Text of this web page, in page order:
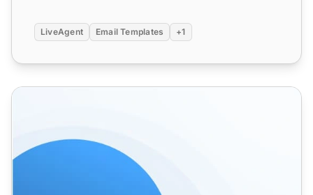
LiveAgent Email Templates +1
Enquêtemail-sjablonen